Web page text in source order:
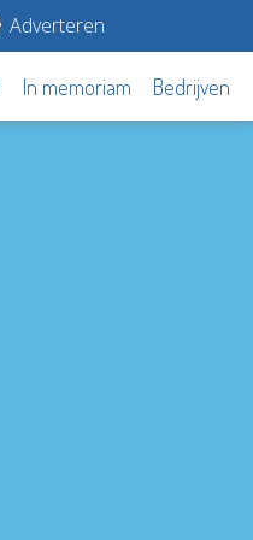
Adverteren
In memoriam Bedrijven